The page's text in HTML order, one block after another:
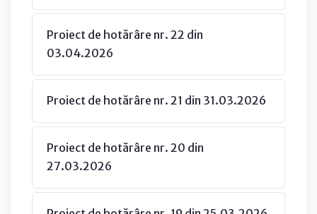
Proiect de hotărâre nr. 22 din
03.04.2026
Proiect de hotărâre nr. 21 din 31.03.2026
Proiect de hotărâre nr. 20 din
27.03.2026